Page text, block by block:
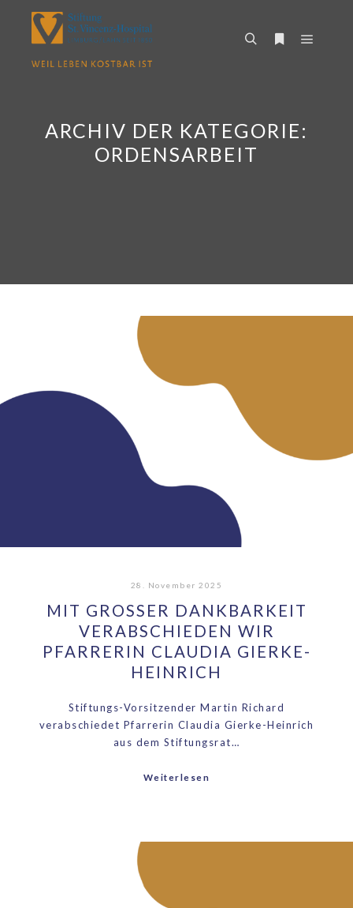
ARCHIV DER KATEGORIE:
ORDENSARBEIT
28. November 2025
MIT GROSSER DANKBARKEIT V
ERABSCHIEDEN WIR P
FARRERIN CLAUDIA GIERKE-H
EINRICH
Stiftungs-Vorsitzender Martin Richard
verabschiedet Pfarrerin Claudia Gierke-Heinrich
aus dem Stiftungsrat…
Weiterlesen